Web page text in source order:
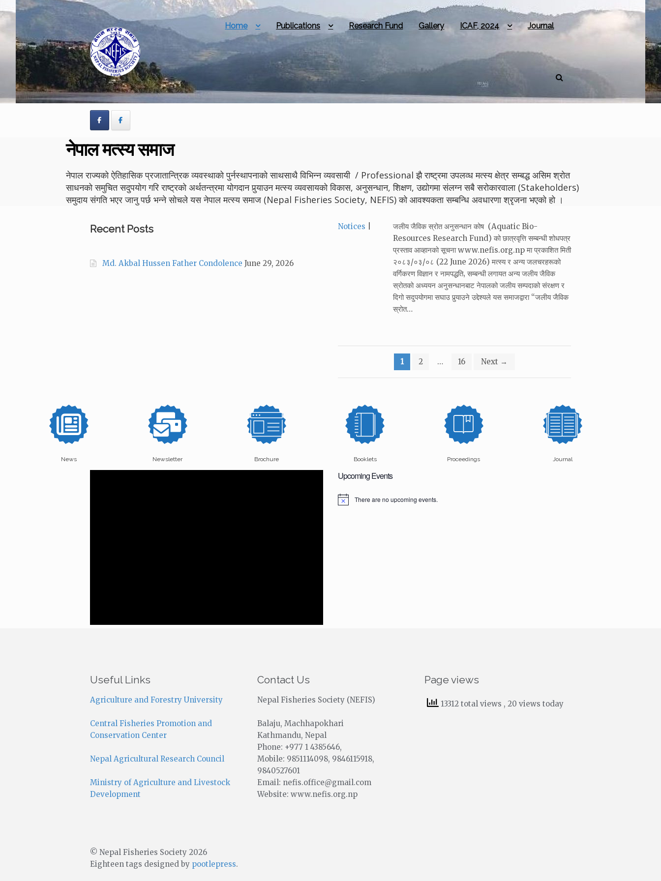
Skip
to
navigation
Skip
to
content
Home Publications Research Fund Gallery ICAF, 2024 Journal
नेपाल मत्स्य समाज
नेपाल राज्यको ऐतिहासिक प्रजातान्त्रिक व्यवस्थाको पुर्नस्थापनाको साथसाथै विभिन्न व्यवसायी / Professional झै राष्ट्रमा उपलव्ध मत्स्य क्षेत्र सम्बद्ध असिम श्रोत
साधनको समुचित सदुपयोग गरि राष्ट्रको अर्थतन्त्रमा योगदान पुर्‍याउन मत्स्य व्यवसायको विकास, अनुसन्धान, शिक्षण, उद्योगमा संलग्न सबै सरोकारवाला (Stakeholders)
समुदाय संगति भएर जानु पर्छ भन्ने सोचले यस नेपाल मत्स्य समाज (Nepal Fisheries Society, NEFIS) को आवश्यकता सम्बन्धि अवधारणा श्रृजना भएको हो ।
Recent Posts
Md. Akbal Hussen Father Condolence June 29, 2026
Categories:
Notices
जलीय जैविक स्रोत अनुसन्धान कोष (Aquatic Bio-
Resources Research Fund) को छात्रवृत्ति सम्बन्धी शोधपत्र
प्रस्ताव आव्हानको सूचना www.nefis.org.np मा प्रकाशित मिती
२०८३/०३/०८ (22 June 2026) मत्स्य र अन्य जलचरहरूको
वर्गिकरण विज्ञान र नामपद्धति‚ सम्बन्धी लगायत अन्य जलीय जैविक
स्रोतको अध्ययन अनुसन्धानबाट नेपालको जलीय सम्पदाको संरक्षण र
दिगो सदुपयोगमा सघाउ पुर्‍याउने उद्देश्यले यस समाजद्वारा “जलीय जैविक
स्रोत…
pagination
1 2 … 16 Next →
News Newsletter Brochure Booklets Proceedings Journal
Upcoming Events
N
There are no upcoming events.
Useful Links
Agriculture and Forestry University
Central Fisheries Promotion and
Conservation Center
Nepal Agricultural Research Council
Ministry of Agriculture and Livestock
Development
Contact Us
Nepal Fisheries Society (NEFIS)
Balaju, Machhapokhari
Kathmandu, Nepal
Phone: +977 1 4385646,
Mobile: 9851114098, 9846115918,
9840527601
Email: nefis.office@gmail.com
Website: www.nefis.org.np
Page views
13312 total views , 20 views today
© Nepal Fisheries Society 2026
Eighteen tags designed by pootlepress.